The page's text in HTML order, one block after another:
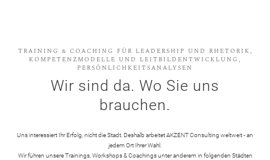
TRAINING & COACHING FÜR LEADERSHIP UND RHETORIK,
KOMPETENZMODELLE UND LEITBILDENTWICKLUNG,
PERSÖNLICHKEITSANALYSEN
Wir sind da. Wo Sie uns
brauchen.
Uns interessiert Ihr Erfolg, nicht die Stadt. Deshalb arbeitet AKZENT Consulting weltweit - an
jedem Ort Ihrer Wahl.
Wir führen unsere Trainings, Workshops & Coachings unter anderem in folgenden Städten